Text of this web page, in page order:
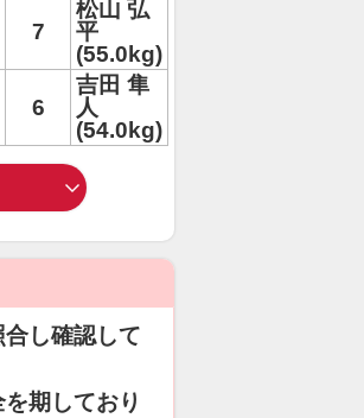
7
松山 弘
平
(55.0kg)
6
吉田 隼
人
(54.0kg)
し確認して
期しており